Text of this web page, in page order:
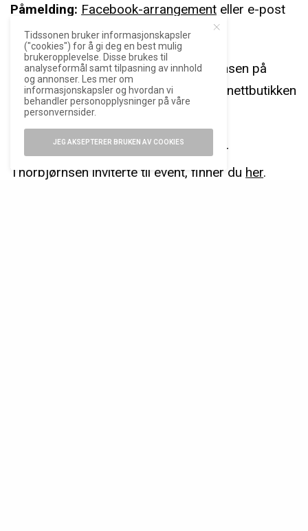
Påmelding: Facebook-arrangement eller e-post
tom@urmaker.no.
Du kan også følge Urmaker Thorbjørnsen på
FacebookogInstagram, eller besøke nettbutikken
påurmaker.no.
Bilderapport fra forrige gang Urmaker
Thorbjørnsen inviterte til event, finner du her.
Tidssonen bruker informasjonskapsler
("cookies") for å gi deg en best mulig
brukeropplevelse. Disse brukes til
analyseformål samt tilpasning av innhold
og annonser. Les mer om
informasjonskapsler og hvordan vi
behandler personopplysninger på våre
personvernsider.
JEG AKSEPTERER BRUKEN AV COOKIES